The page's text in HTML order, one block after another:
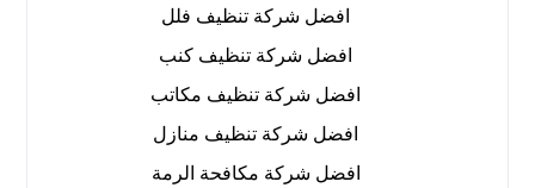
افضل شركة تنظيف فلل
افضل شركة تنظيف كنب
افضل شركة تنظيف مكاتب
افضل شركة تنظيف منازل
افضل شركة مكافحة الرمة